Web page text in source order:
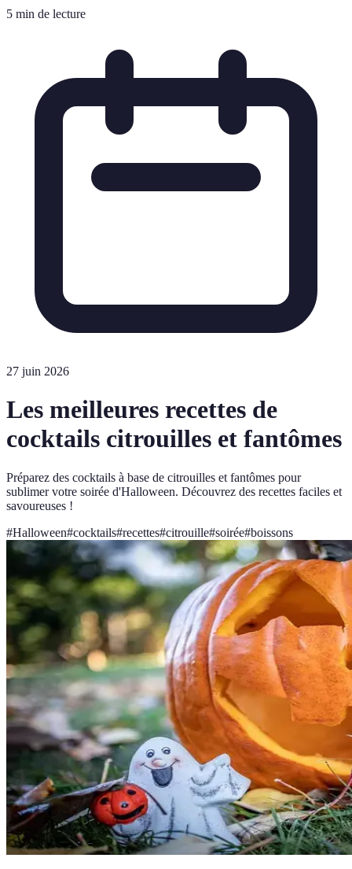
5 min de lecture
27 juin 2026
Les meilleures recettes de
cocktails citrouilles et fantômes
Préparez des cocktails à base de citrouilles et fantômes pour
sublimer votre soirée d'Halloween. Découvrez des recettes faciles et
savoureuses !
#Halloween#cocktails#recettes#citrouille#soirée#boissons